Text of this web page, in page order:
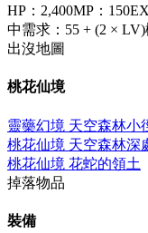
HP ： 2,400MP ： 150
中需求 ： 55 + (2 × LV)
出沒地圖
桃花仙境
靈藥幻境 天空森林小
桃花仙境 天空森林深
桃花仙境 花蛇的領土
掉落物品
裝備